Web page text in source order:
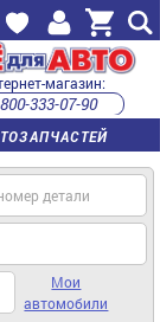
магазин:
333-07-90
с 9:00 до 22:00 (пн-пт)
Мои
автомобили